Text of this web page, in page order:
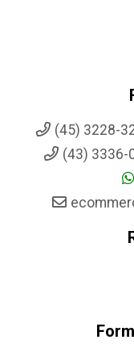
(45) 3228-
(43) 3336-